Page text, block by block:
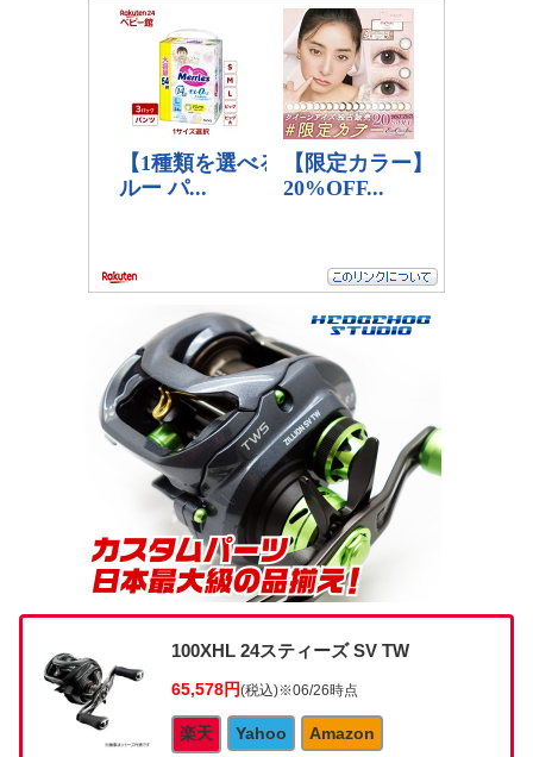
100XHL 24スティーズ SV TW
65,578円(税込)※06/26時点
楽天 Yahoo Amazon